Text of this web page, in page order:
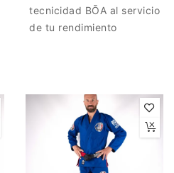
tecnicidad BŌA al servicio
de tu rendimiento